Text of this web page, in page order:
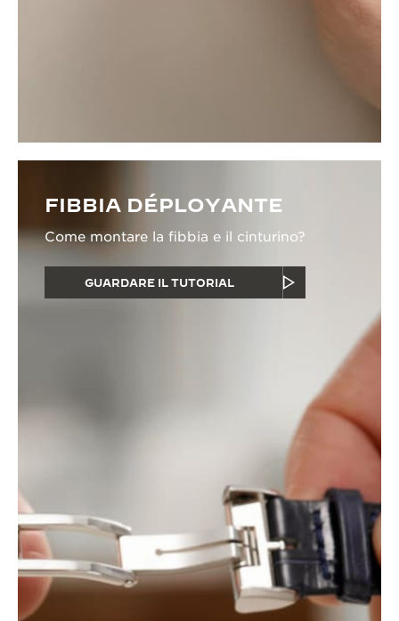
FIBBIA DÉPLOYANTE
Come montare la fibbia e il cinturino?
GUARDARE IL TUTORIAL